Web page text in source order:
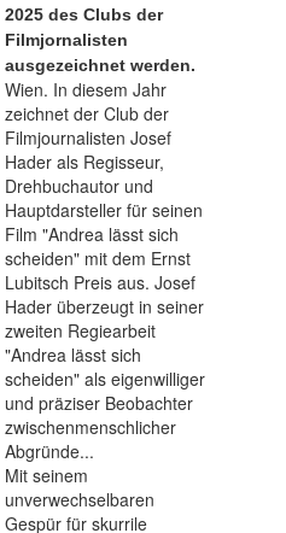
2025 des Clubs der
Filmjornalisten
ausgezeichnet werden.
Wien. In diesem Jahr
zeichnet der Club der
Filmjournalisten Josef
Hader als Regisseur,
Drehbuchautor und
Hauptdarsteller für seinen
Film "Andrea lässt sich
scheiden" mit dem Ernst
Lubitsch Preis aus. Josef
Hader überzeugt in seiner
zweiten Regiearbeit
"Andrea lässt sich
scheiden" als eigenwilliger
und präziser Beobachter
zwischenmenschlicher
Abgründe...
Mit seinem
unverwechselbaren
Gespür für skurrile